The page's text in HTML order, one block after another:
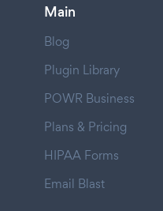
Main
Blog
Plugin Library
POWR Business
Plans & Pricing
HIPAA Forms
Email Blast